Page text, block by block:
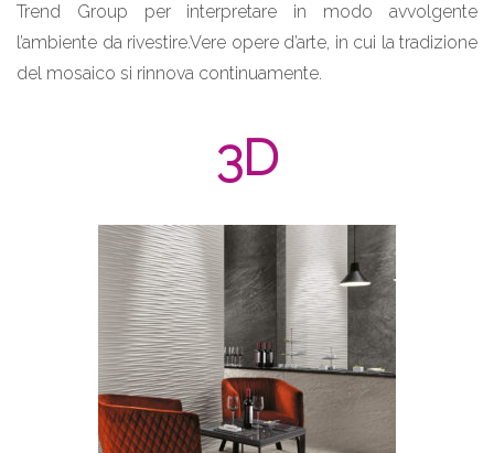
Trend Group per interpretare in modo avvolgente
l’ambiente da rivestire.Vere opere d’arte, in cui la tradizione
del mosaico si rinnova continuamente.
3D